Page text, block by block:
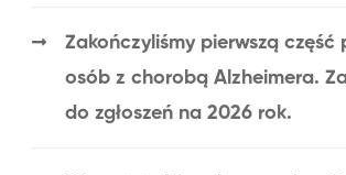
Zakończyliśmy pierwszą część
osób z chorobą Alzheimera.
do zgłoszeń na 2026 rok.